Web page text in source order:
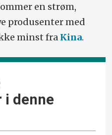
en strøm,
produsenter med
minst fra Kina.
i denne